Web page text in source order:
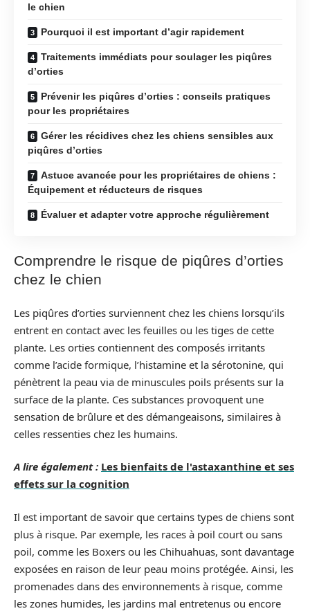
le chien
Pourquoi il est important d’agir rapidement
Traitements immédiats pour soulager les piqûres
d’orties
Prévenir les piqûres d’orties : conseils pratiques
pour les propriétaires
Gérer les récidives chez les chiens sensibles aux
piqûres d’orties
Astuce avancée pour les propriétaires de chiens :
Équipement et réducteurs de risques
Évaluer et adapter votre approche régulièrement
Comprendre le risque de piqûres d’orties
chez le chien
Les piqûres d’orties surviennent chez les chiens lorsqu’ils
entrent en contact avec les feuilles ou les tiges de cette
plante. Les orties contiennent des composés irritants
comme l’acide formique, l’histamine et la sérotonine, qui
pénètrent la peau via de minuscules poils présents sur la
surface de la plante. Ces substances provoquent une
sensation de brûlure et des démangeaisons, similaires à
celles ressenties chez les humains.
A lire également : Les bienfaits de l'astaxanthine et ses
effets sur la cognition
Il est important de savoir que certains types de chiens sont
plus à risque. Par exemple, les races à poil court ou sans
poil, comme les Boxers ou les Chihuahuas, sont davantage
exposées en raison de leur peau moins protégée. Ainsi, les
promenades dans des environnements à risque, comme
les zones humides, les jardins mal entretenus ou encore